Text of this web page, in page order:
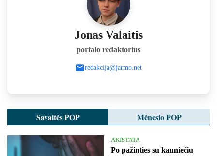
Jonas Valaitis
portalo redaktorius
redakcija@jarmo.net
Savaitės POP Mėnesio POP
AKISTATA
Po pažinties su kauniečiu